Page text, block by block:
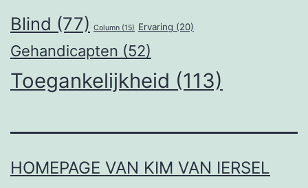
Blind (77) Column (15) Ervaring (20)
Gehandicapten (52)
Toegankelijkheid (113)
HOMEPAGE VAN KIM VAN IERSEL